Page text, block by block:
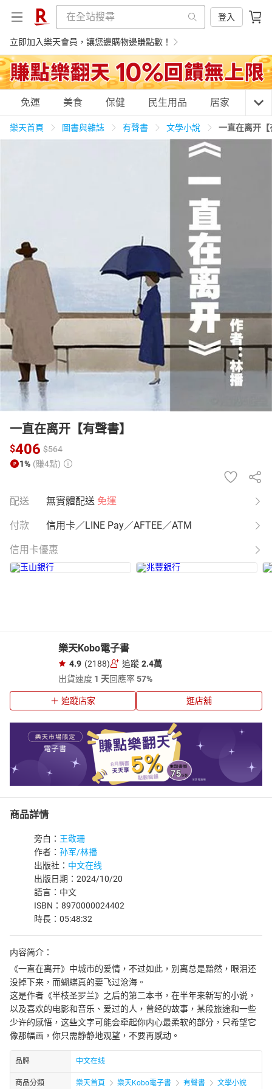
登入
立即加入樂天會員，讓您邊購物邊賺點數！
購物網分類
女裝 男裝 化妝保養 情趣用品
電子/紙本書
免運 美食 保健 民生用品 居家 3C
樂天首頁 圖書與雜誌 有聲書 文學小說 一直在离开【
一直在离开【有聲書】
$406 $564
1% (賺4點)
配送 無實體配送 免運
付款 信用卡／LINE Pay／AFTEE／ATM
信用卡優惠
樂天Kobo電子書
4.9 (2188) 追蹤 2.4萬
出貨速度 1 天回應率57%
追蹤店家 逛店舖
商品詳情
旁白： 王敬珊
作者： 孙军/林播
出版社： 中文在线
出版日期：2024/10/20
語言：中文
ISBN：8970000024402
時長：05:48:32
内容简介：
《一直在离开》中城市的爱情，不过如此，别离总是黯然，眼泪还
没掉下来，而蝴蝶真的要飞过沧海。
这是作者《半枝圣罗兰》之后的第二本书，在半年来新写的小说，
以及喜欢的电影和音乐、爱过的人，曾经的故事，某段旅途和一些
少许的感悟，这些文字可能会牵起你内心最柔软的部分，只希望它
像那幅画，你只需静静地观望，不要再感动。
品牌 中文在线
商品分類 樂天首頁 樂天Kobo電子書 有聲書 文學小說